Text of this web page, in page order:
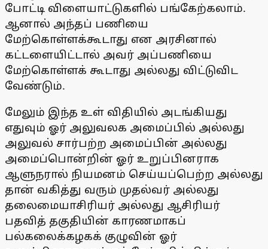
போட்டி விளையாட்டுகளில் பங்கேற்கலாம்.
ஆனால் அந்தப் பணியை
மேற்கொள்ளக்கூடாது என அரசினால்
கட்டளையிட்டால் அவர் அப்பணியை
மேற்கொள்ளக் கூடாது அல்லது விட்டுவிட
வேண்டும்.
மேலும் இந்த உள் விதியில் அடங்கியது
எதுவும் ஓர் அலுவலக அமைப்பில் அல்லது
அலுவல் சார்பற்ற அமைப்பின் அல்லது
அமைப்பொன்றின் ஓர் உறுப்பினராக
ஆளுநரால் நியமனம் செய்யப்பெற்ற அல்லது
தான் வகித்து வரும் முதல்வர் அல்லது
தலைமையாசிரியர் அல்லது ஆசிரியர்
பதவித் தகுதியின் காரணமாகப்
பல்கலைக்கழகக் குழுவின் ஓர்